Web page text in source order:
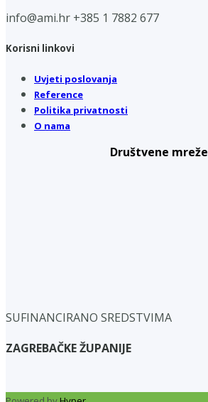
info@ami.hr +385 1 7882 677
Korisni linkovi
Uvjeti poslovanja
Reference
Politika privatnosti
O nama
Društvene mreže
SUFINANCIRANO SREDSTVIMA
ZAGREBAČKE ŽUPANIJE